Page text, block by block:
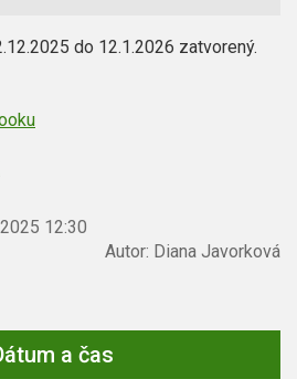
do 12.1.2026 zatvorený.
12:30
Autor: Diana Javorková
a čas